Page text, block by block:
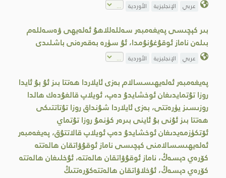
عربي الإنجليزية الأوردية
بىر كېچىسى پەيغەمبەر سەللەللاھۇ ئەلەيھى ۋەسەللەم
بىلەن ناماز ئوقۇغۇنۇمدا، ئۇ سۈرە بەقەرەنى باشلىدى
عربي الإنجليزية الأوردية
پەيغەمبەر ئەلەيھىسسالام بەزى ئايلاردا ھەتتا بىز ئۇ بۇ ئايدا
روزا تۇتمايدىغان ئوخشايدۇ دەپ، ئويلاپ قالغۇدەك ھالدا
روزىسىز يۈرەتتى، بەزى ئايلاردا شۇنداق روزا تۇتاتتىكى
ھەتتا بىز ئۇنى بۇ ئاينى بىرەر كۈنمۇ روزا تۇتماي
ئۆتكۈزمەيدىغان ئوخشايدۇ دەپ ئويلاپ قالاتتۇق، پەيغەمبەر
ئەلەيھىسسالامنى كېچىسى ناماز ئوقۇۋاتقان ھالەتتە
كۆرەي دېسەڭ، ناماز ئوقۇۋاتقان ھالەتتە، ئۇخلىغان ھالەتتە
كۆرەي دېسەڭ، ئۇخلاۋاتقان ھالەتتەكۆرەتتىڭ